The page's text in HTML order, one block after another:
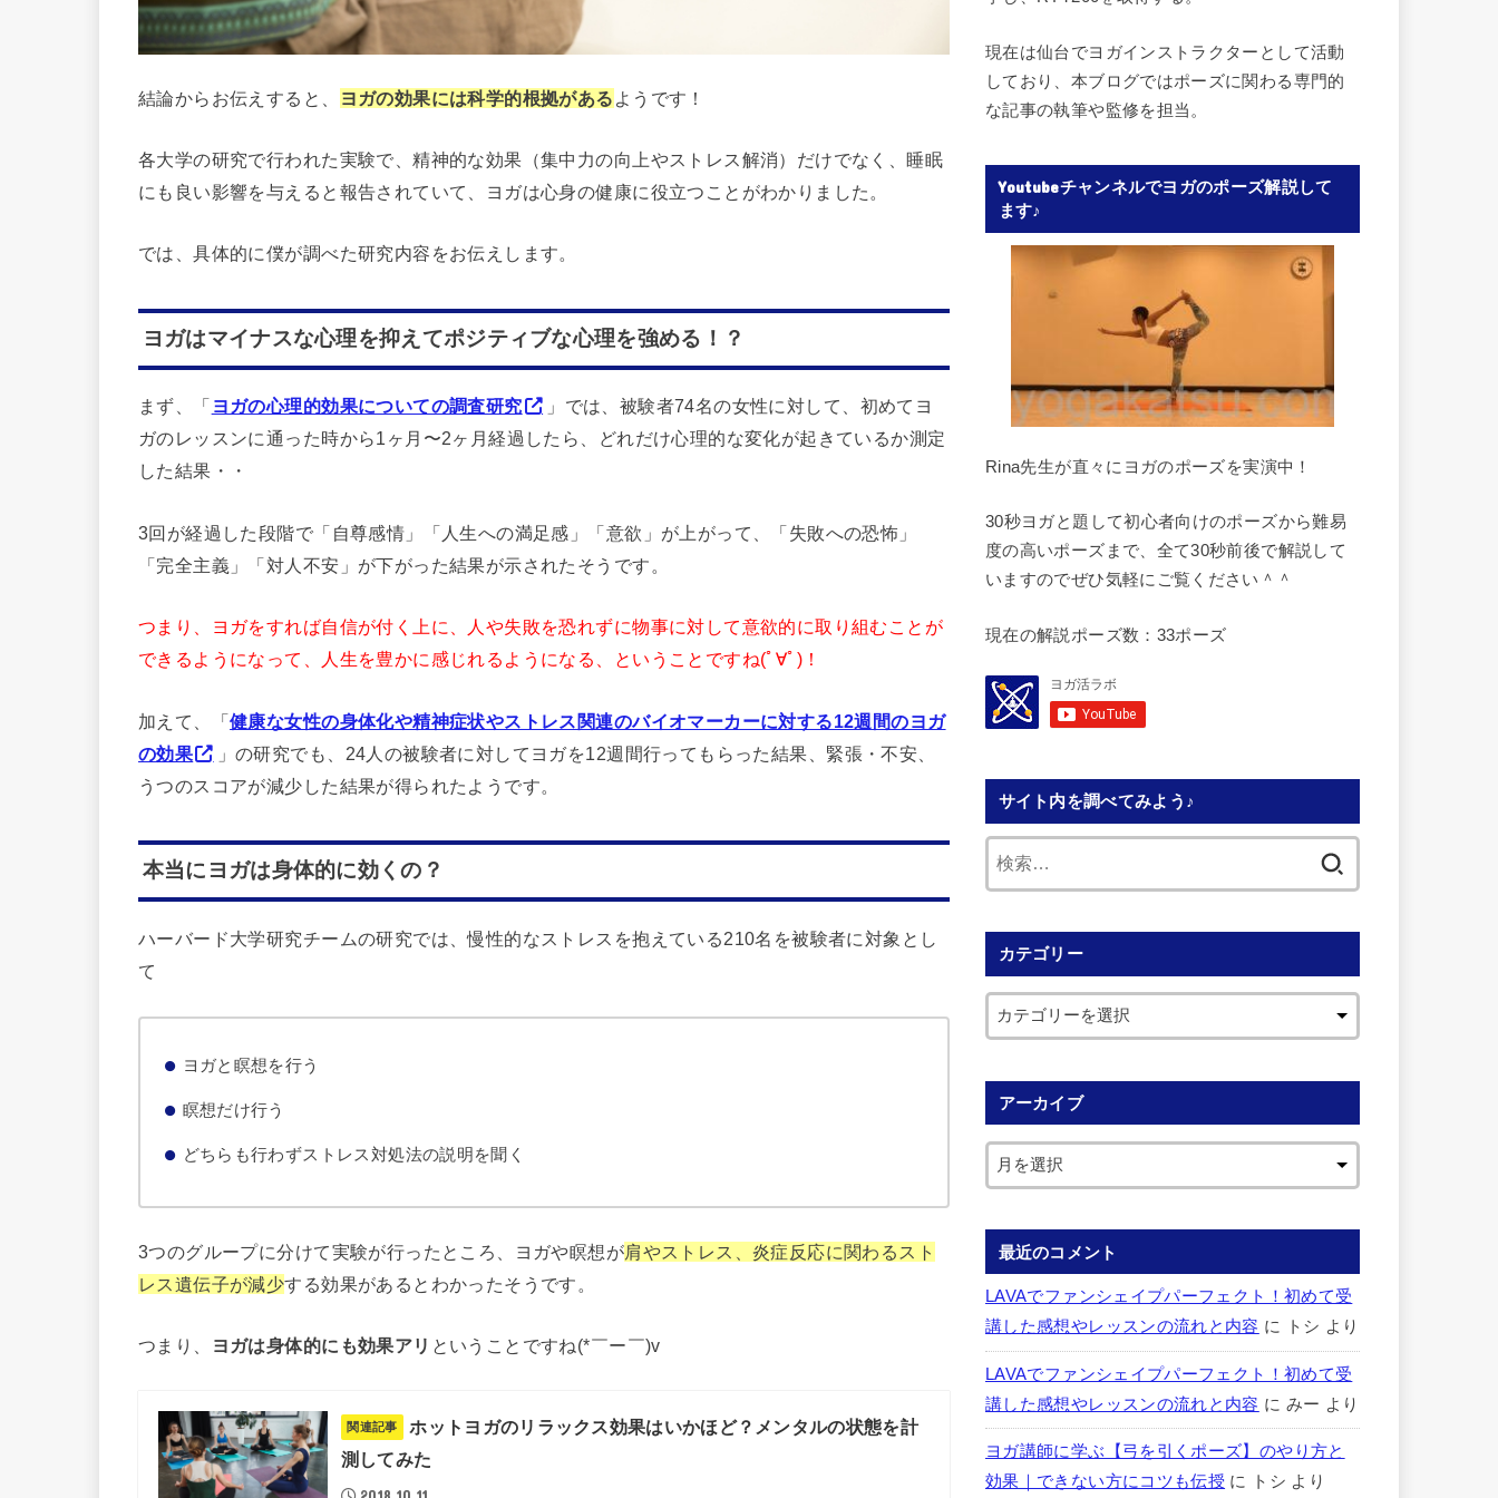
結論からお伝えすると、 ヨガの効果には科学的根拠がある ようです！
各大学の研究で行われた実験で、精神的な効果（集中力の向上やストレス解消）だけでなく、睡眠
にも良い影響を与えると報告されていて、ヨガは心身の健康に役立つことがわかりました。
では、具体的に僕が調べた研究内容をお伝えします。
ヨガはマイナスな心理を抑えてポジティブな心理を強める！？
まず、「 ヨガの心理的効果についての調査研究
」では、被験者74名の女性に対して、初めてヨ
ガのレッスンに通った時から1ヶ月〜2ヶ月経過したら、どれだけ心理的な変化が起きているか測定
した結果・・
3回が経過した段階で「自尊感情」「人生への満足感」「意欲」が上がって、「失敗への恐怖」
「完全主義」「対人不安」が下がった結果が示されたそうです。
つまり、ヨガをすれば自信が付く上に、人や失敗を恐れずに物事に対して意欲的に取り組むことが
できるようになって、人生を豊かに感じれるようになる、ということですね(ﾟ∀ﾟ)！
加えて、「健康な女性の身体化や精神症状やストレス関連のバイオマーカーに対する12週間のヨガ
の効果
」の研究でも、24人の被験者に対してヨガを12週間行ってもらった結果、緊張・不安、
うつのスコアが減少した結果が得られたようです。
本当にヨガは身体的に効くの？
ハーバード大学研究チームの研究では、慢性的なストレスを抱えている210名を被験者に対象とし
て
ヨガと瞑想を行う
瞑想だけ行う
どちらも行わずストレス対処法の説明を聞く
3つのグループに分けて実験が行ったところ、ヨガや瞑想が肩やストレス、炎症反応に関わるスト
レス遺伝子が減少する効果があるとわかったそうです。
つまり、 ヨガは身体的にも効果アリ ということですね(*￣ー￣)v
関連記事
ホットヨガのリラックス効果はいかほど？メンタルの状態を計
測してみた
現在は仙台でヨガインストラクターとして活動
しており、本ブログではポーズに関わる専門的
な記事の執筆や監修を担当。
Youtubeチャンネルでヨガのポーズ解説して
ます♪
Rina先生が直々にヨガのポーズを実演中！
30秒ヨガと題して初心者向けのポーズから難易
度の高いポーズまで、全て30秒前後で解説して
いますのでぜひ気軽にご覧ください＾＾
現在の解説ポーズ数：33ポーズ
サイト内を調べてみよう♪
カテゴリー
アーカイブ
最近のコメント
LAVAでファンシェイプパーフェクト！初めて受
講した感想やレッスンの流れと内容 に トシ より
LAVAでファンシェイプパーフェクト！初めて受
講した感想やレッスンの流れと内容 に みー より
ヨガ講師に学ぶ【弓を引くポーズ】のやり方と
効果｜できない方にコツも伝授 に トシ より